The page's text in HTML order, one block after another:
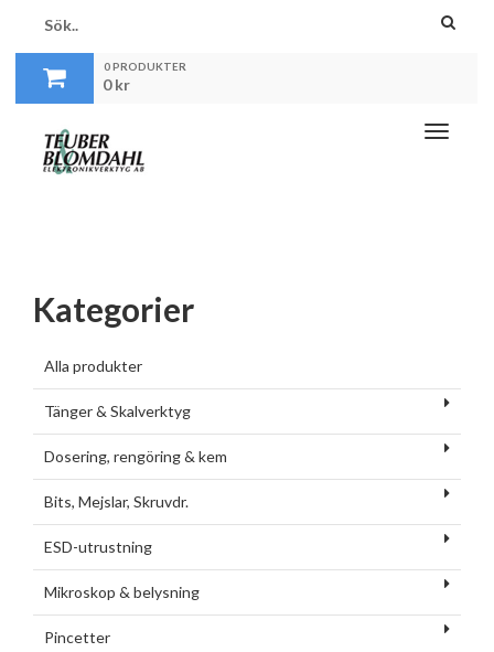
0 PRODUKTER
0kr
Toggle
Kategorier
Alla produkter
Tänger & Skalverktyg
Dosering, rengöring & kem
Bits, Mejslar, Skruvdr.
ESD-utrustning
Mikroskop & belysning
Pincetter